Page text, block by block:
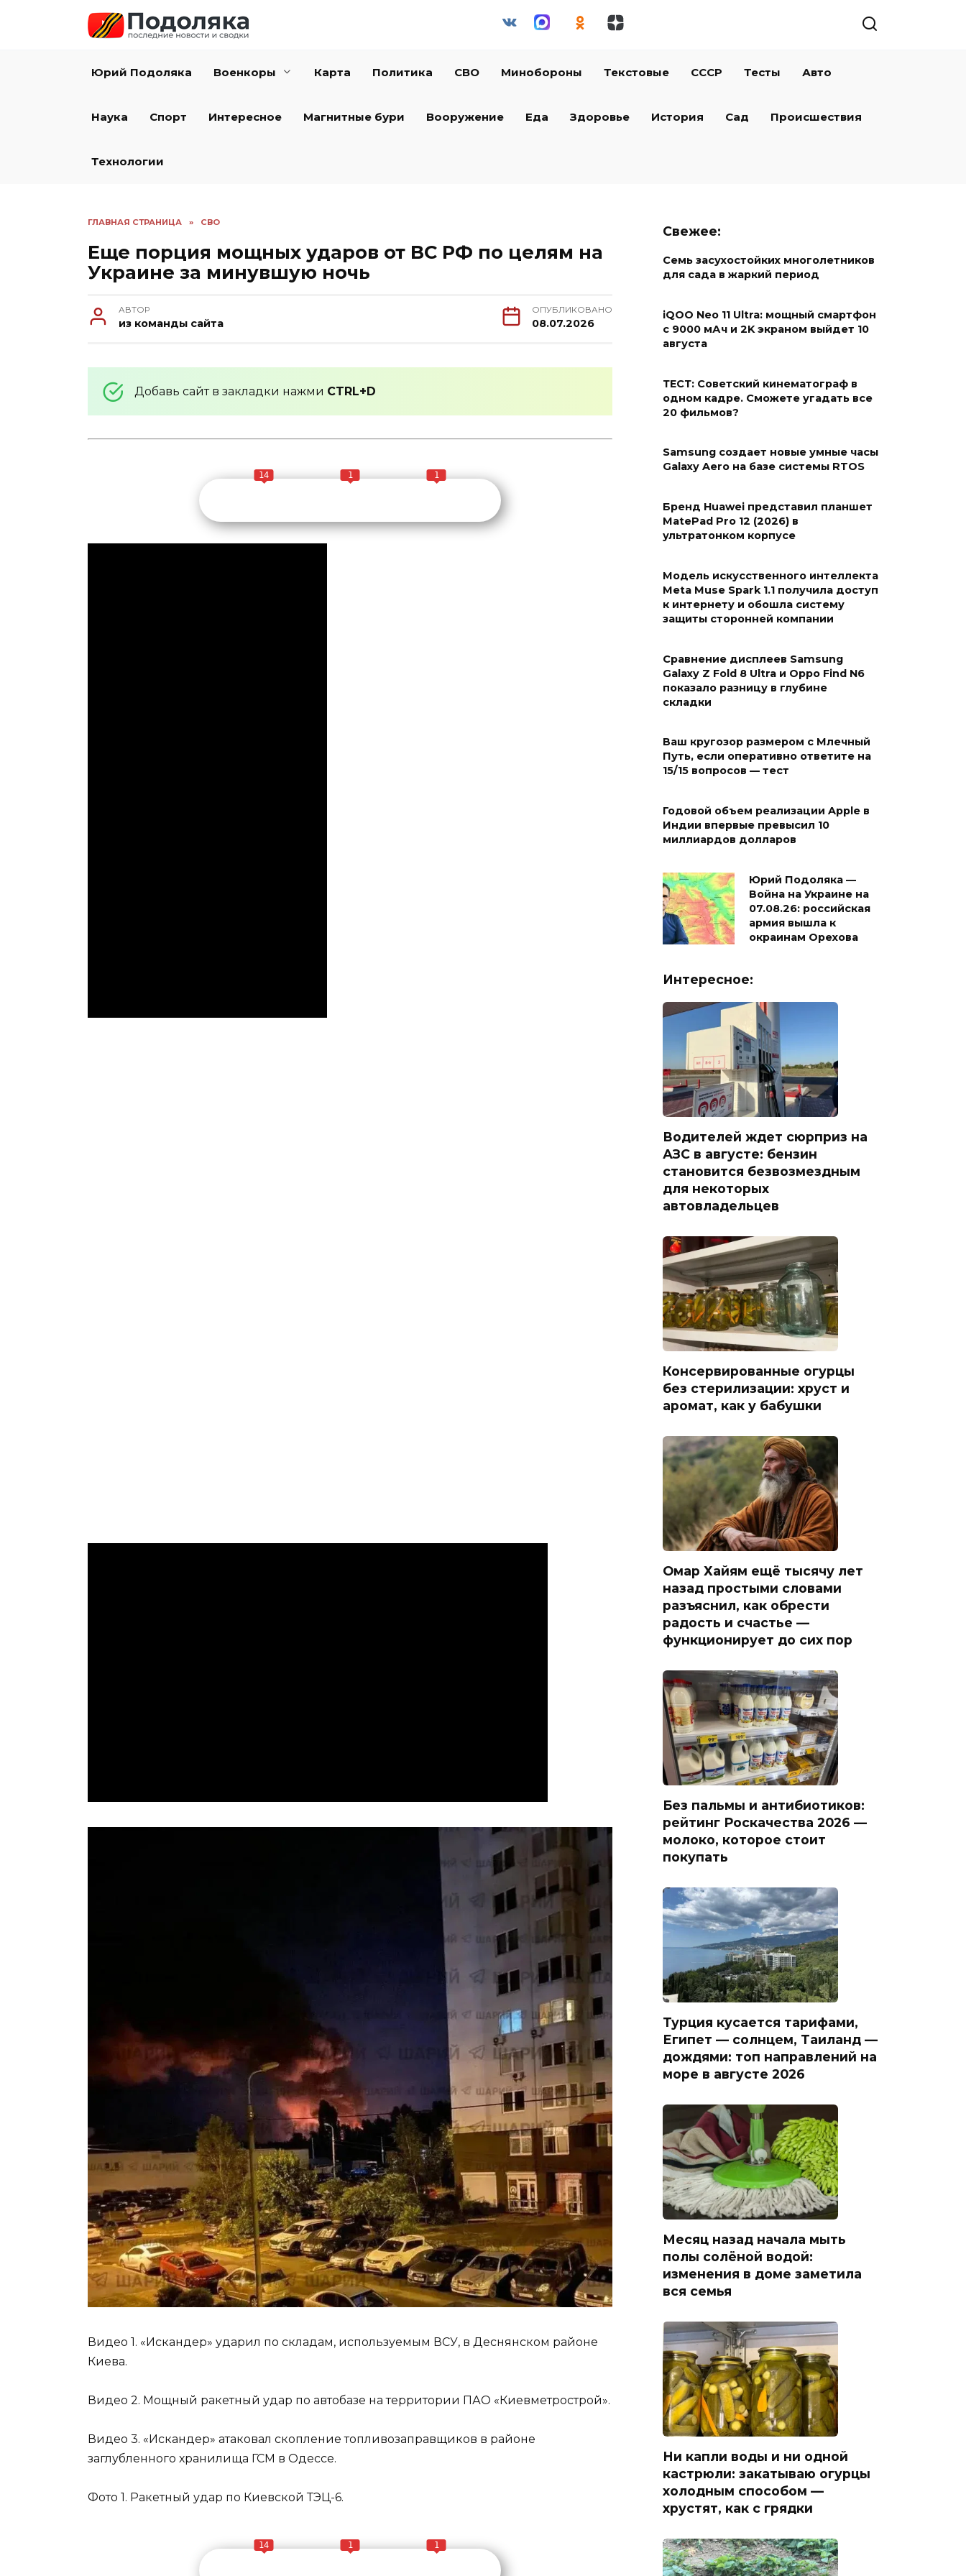
Юрий Подоляка Военкоры Карта Политика СВО Минобороны Текстовые СССР Тесты Авто
Наука Спорт Интересное Магнитные бури Вооружение Еда Здоровье История Сад Происшествия
Технологии
ГЛАВНАЯ СТРАНИЦА » СВО
Еще порция мощных ударов от ВС РФ по целям на
Украине за минувшую ночь
АВТОР
из команды сайта
ОПУБЛИКОВАНО
08.07.2026
Добавь сайт в закладки нажми CTRL+D
14 1 1
Видео 1. «Искандер» ударил по складам, используемым ВСУ, в Деснянском районе
Киева.
Видео 2. Мощный ракетный удар по автобазе на территории ПАО «Киевметрострой».
Видео 3. «Искандер» атаковал скопление топливозаправщиков в районе
заглубленного хранилища ГСМ в Одессе.
Фото 1. Ракетный удар по Киевской ТЭЦ-6.
14 1 1
Свежее:
Семь засухостойких многолетников
для сада в жаркий период
iQOO Neo 11 Ultra: мощный смартфон
с 9000 мАч и 2K экраном выйдет 10
августа
ТЕСТ: Советский кинематограф в
одном кадре. Сможете угадать все
20 фильмов?
Samsung создает новые умные часы
Galaxy Aero на базе системы RTOS
Бренд Huawei представил планшет
MatePad Pro 12 (2026) в
ультратонком корпусе
Модель искусственного интеллекта
Meta Muse Spark 1.1 получила доступ
к интернету и обошла систему
защиты сторонней компании
Сравнение дисплеев Samsung
Galaxy Z Fold 8 Ultra и Oppo Find N6
показало разницу в глубине
складки
Ваш кругозор размером с Млечный
Путь, если оперативно ответите на
15/15 вопросов — тест
Годовой объем реализации Apple в
Индии впервые превысил 10
миллиардов долларов
Юрий Подоляка —
Война на Украине на
07.08.26: российская
армия вышла к
окраинам Орехова
Интересное:
Водителей ждет сюрприз на
АЗС в августе: бензин
становится безвозмездным
для некоторых
автовладельцев
Консервированные огурцы
без стерилизации: хруст и
аромат, как у бабушки
Омар Хайям ещё тысячу лет
назад простыми словами
разъяснил, как обрести
радость и счастье —
функционирует до сих пор
Без пальмы и антибиотиков:
рейтинг Роскачества 2026 —
молоко, которое стоит
покупать
Турция кусается тарифами,
Египет — солнцем, Таиланд —
дождями: топ направлений на
море в августе 2026
Месяц назад начала мыть
полы солёной водой:
изменения в доме заметила
вся семья
Ни капли воды и ни одной
кастрюли: закатываю огурцы
холодным способом —
хрустят, как с грядки